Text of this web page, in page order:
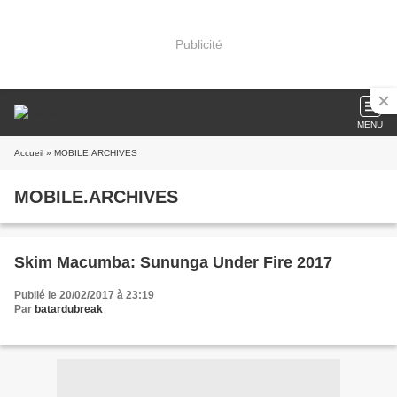
Publicité
MENU
Accueil » MOBILE.ARCHIVES
MOBILE.ARCHIVES
Skim Macumba: Sununga Under Fire 2017
Publié le 20/02/2017 à 23:19
Par batardubreak